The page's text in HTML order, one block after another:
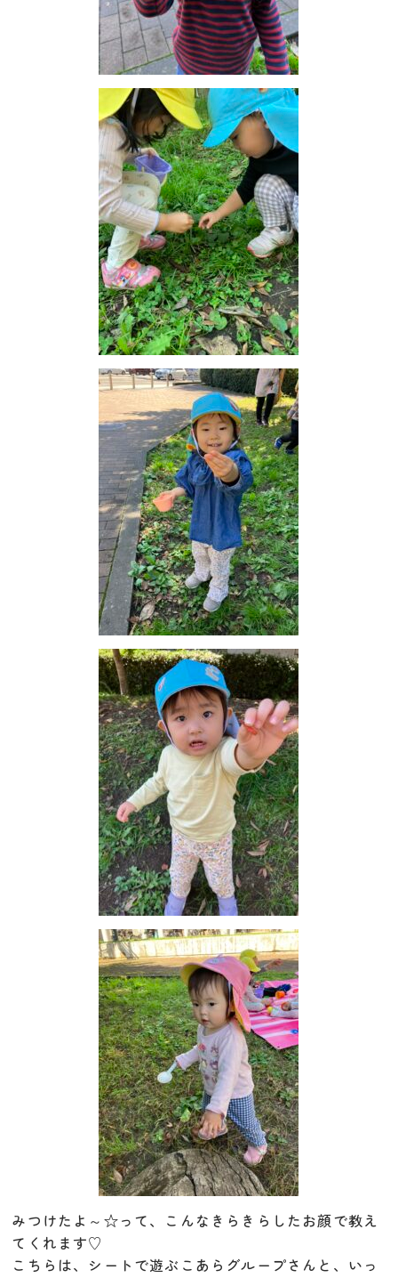
みつけたよ～☆って、こんなきらきらしたお顔で教え
てくれます♡
こちらは、シートで遊ぶこあらグループさんと、いっ